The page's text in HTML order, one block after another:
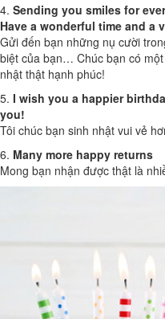
4. Sending you smiles for
Have a wonderful time and a
Gửi đến bạn những nụ cười
biệt của bạn… Chúc bạn có
nhật thật hạnh phúc!
5. I wish you a happier
you!
Tôi chúc bạn sinh nhật vui vẻ
6. Many more happy returns
Mong bạn nhận được thật là